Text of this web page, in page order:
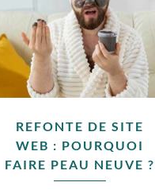
REFONTE DE SITE
WEB : POURQUOI
FAIRE PEAU NEUVE ?